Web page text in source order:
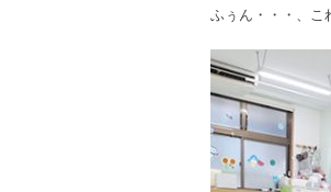
ふぅん・・・、こ